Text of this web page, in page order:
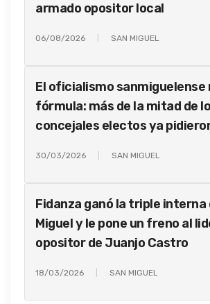
armado opositor local
06/08/2026 SAN MIGUEL
El oficialismo sanmiguelense
fórmula: más de la mitad de
concejales electos ya
30/03/2026 SAN MIGUEL
Fidanza ganó la triple interna
Miguel y le pone un freno al
opositor de Juanjo Castro
18/03/2026 SAN MIGUEL